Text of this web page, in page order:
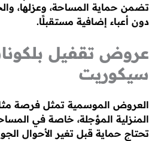
تضمن حماية المساحة، وعزلها،
دون أعباء إضافية مستقبلًا.
عروض تقفيل
سيكوريت
العروض الموسمية تمثل فرصة
المنزلية المؤجلة، خاصة في
تحتاج حماية قبل تغير الأحوال